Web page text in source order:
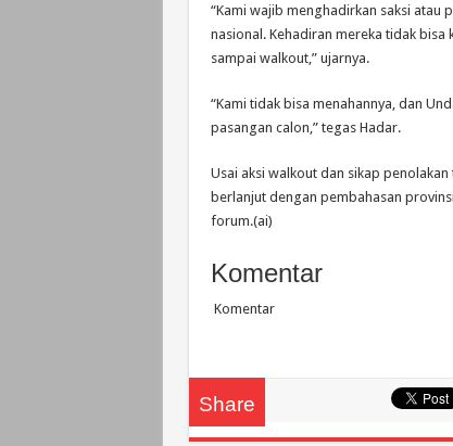
“Kami wajib menghadirkan saksi atau
nasional. Kehadiran mereka tidak
sampai walkout,” ujarnya.
“Kami tidak bisa menahannya, dan
pasangan calon,” tegas Hadar.
Usai aksi walkout dan sikap
berlanjut dengan pembahasan
forum.(ai)
Komentar
Komentar
Share